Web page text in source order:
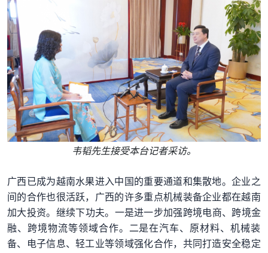
韦韬先生接受本台记者采访。
广西已成为越南水果进入中国的重要通道和集散地。企业之
间的合作也很活跃， 广西的许多重点机械装备企业都在越南
加大投资。继续下功夫。一是进一步加强跨境电商、跨境金
融、 跨境物流等领域合作。二是在汽车、原材料、机械装
备、电子信息、轻工业等领域强化合作，共同打造安全稳定